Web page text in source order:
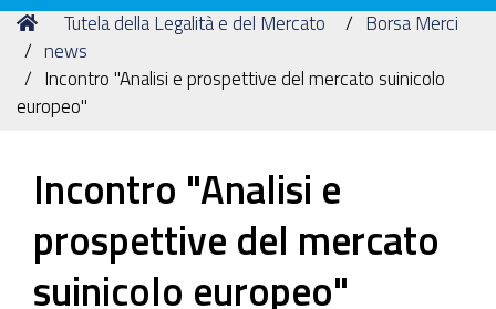
Commercio
di
Modena
Tu
sei
qui:
Home
Tutela della Legalità e del Mercato
Borsa Merci
news
Incontro "Analisi e prospettive del mercato suinicolo
europeo"
Incontro "Analisi e
prospettive del mercato
suinicolo europeo"